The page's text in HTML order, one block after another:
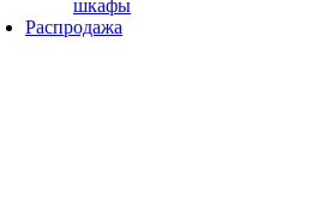
шкафы
Распродажа